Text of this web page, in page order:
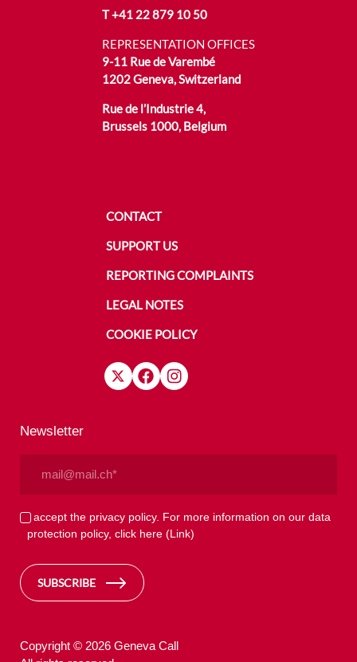
T+41 22 879 10 50
REPRESENTATION OFFICES
9-11 Rue de Varembé
1202 Geneva, Switzerland
Rue de l’Industrie 4,
Brussels 1000, Belgium
CONTACT
SUPPORT US
REPORTING COMPLAINTS
LEGAL NOTES
COOKIE POLICY
Newsletter
Privacy
(Required)
I accept the privacy policy. For more information on our data
protection policy, click here(Link)
SUBSCRIBE
Copyright © 2026 Geneva Call